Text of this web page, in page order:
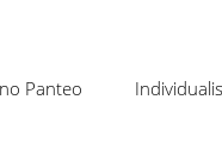
Panteo